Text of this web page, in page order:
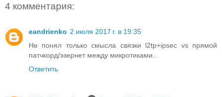
4 комментария:
eandrienko 2 июля 2017 г. в 19:35
Не понял только смысла связки l2tp+ipsec vs прямой
патчкорд/эзернет между микротиками..
Ответить